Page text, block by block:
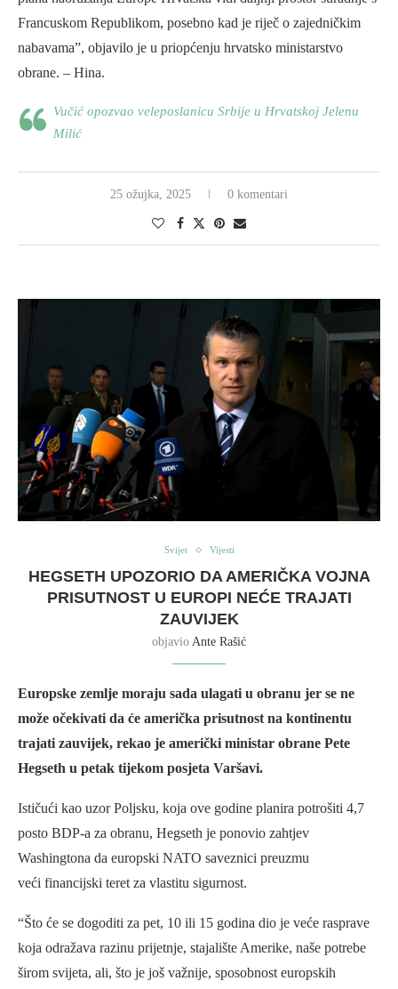
Francuskom Republikom, posebno kad je riječ o zajedničkim
nabavama”, objavilo je u priopćenju hrvatsko ministarstvo
obrane. – Hina.
Vučić opozvao veleposlanicu Srbije u Hrvatskoj Jelenu
Milić
25 ožujka, 2025 0 komentari
Svijet Vijesti
HEGSETH UPOZORIO DA AMERIČKA VOJNA
PRISUTNOST U EUROPI NEĆE TRAJATI
ZAUVIJEK
objavio Ante Rašić
Europske zemlje moraju sada ulagati u obranu jer se ne
može očekivati da će američka prisutnost na kontinentu
trajati zauvijek, rekao je američki ministar obrane Pete
Hegseth u petak tijekom posjeta Varšavi.
Ističući kao uzor Poljsku, koja ove godine planira potrošiti 4,7
posto BDP-a za obranu, Hegseth je ponovio zahtjev
Washingtona da europski NATO saveznici preuzmu
veći financijski teret za vlastitu sigurnost.
“Što će se dogoditi za pet, 10 ili 15 godina dio je veće rasprave
koja odražava razinu prijetnje, stajalište Amerike, naše potrebe
širom svijeta, ali, što je još važnije, sposobnost europskih